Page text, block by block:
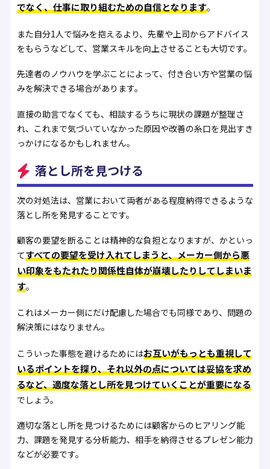
でなく、仕事に取り組むための自信となります。
また自分1人で悩みを抱えるより、先輩や上司からアドバイス
をもらうなどして、営業スキルを向上させることも大切です。
先達者のノウハウを学ぶことによって、付き合い方や営業の悩
みを解決できる場合があります。
直接の助言でなくても、相談するうちに現状の課題が整理さ
れ、これまで気づいていなかった原因や改善の糸口を見出すき
っかけになるかもしれません。
落とし所を見つける
次の対処法は、営業において両者がある程度納得できるような
落とし所を発見することです。
顧客の要望を断ることは精神的な負担となりますが、かといっ
てすべての要望を受け入れてしまうと、メーカー側から悪
い印象をもたれたり関係性自体が崩壊したりしてしまいま
す。
これはメーカー側にだけ配慮した場合でも同様であり、問題の
解決策にはなりません。
こういった事態を避けるためにはお互いがもっとも重視して
いるポイントを探り、それ以外の点については妥協を求め
るなど、適度な落とし所を見つけていくことが重要になる
でしょう。
適切な落とし所を見つけるためには顧客からのヒアリング能
力、課題を発見する分析能力、相手を納得させるプレゼン能力
などが必要です。